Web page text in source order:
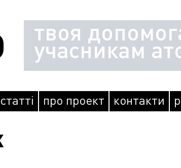
твоя
учасникам
статті про проект контакти